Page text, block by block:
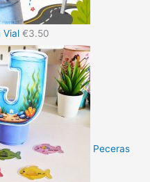
Vial €3.50
Peceras